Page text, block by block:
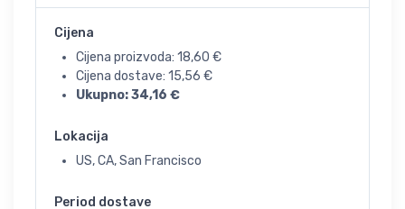
Cijena
Cijena proizvoda: 18,60 €
Cijena dostave: 15,56 €
Ukupno:34,16 €
Lokacija
US, CA, San Francisco
Period dostave